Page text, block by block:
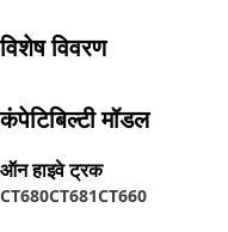
विशेष विवरण
कंपेटिबिल्टी मॉडल
ऑन हाइवे ट्रक
CT680CT681CT660